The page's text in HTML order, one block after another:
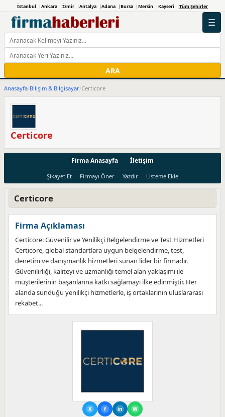
İstanbul Ankara İzmir Antalya Adana Bursa Mersin Kayseri Tüm Şehirler
ARA
☰
Anasayfa/Bilişim & Bilgisayar/Certicore
Certicore
Firma Anasayfa İletişim
Şikayet Et Firmayı Öner Yazdır Listeme Ekle
Certicore
Firma Açıklaması
Certicore: Güvenilir ve Yenilikçi Belgelendirme ve Test Hizmetleri
Certicore, global standartlara uygun belgelendirme, test,
denetim ve danışmanlık hizmetleri sunan lider bir firmadır.
Güvenilirliği, kaliteyi ve uzmanlığı temel alan yaklaşımı ile
müşterilerinin başarılarına katkı sağlamayı ilke edinmiştir. Her
alanda sunduğu yenilikçi hizmetlerle, iş ortaklarının uluslararası
rekabet...
X f in W